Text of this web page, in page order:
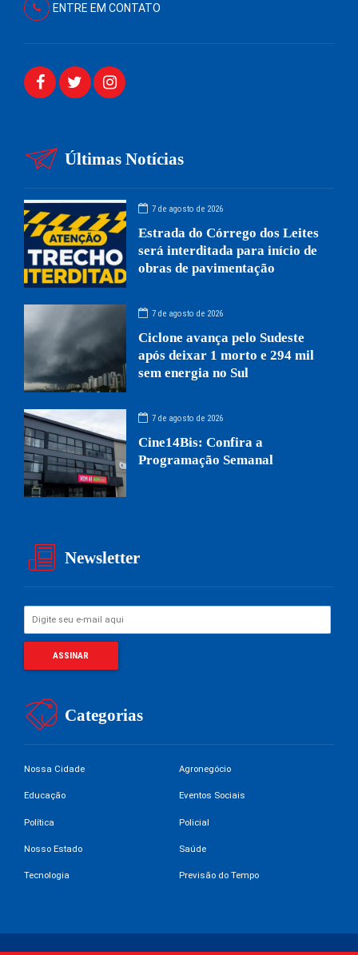
ENTRE EM CONTATO
Últimas Notícias
7 de agosto de 2026
Estrada do Córrego dos Leites
será interditada para início de
obras de pavimentação
7 de agosto de 2026
Ciclone avança pelo Sudeste
após deixar 1 morto e 294 mil
sem energia no Sul
7 de agosto de 2026
Cine14Bis: Confira a
Programação Semanal
Newsletter
Categorias
Nossa Cidade Agronegócio
Educação Eventos Sociais
Política Policial
Nosso Estado Saúde
Tecnologia Previsão do Tempo